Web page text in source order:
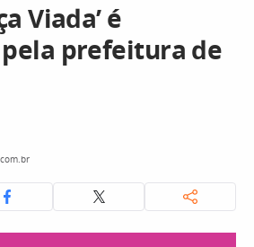
Viada’ é
prefeitura de